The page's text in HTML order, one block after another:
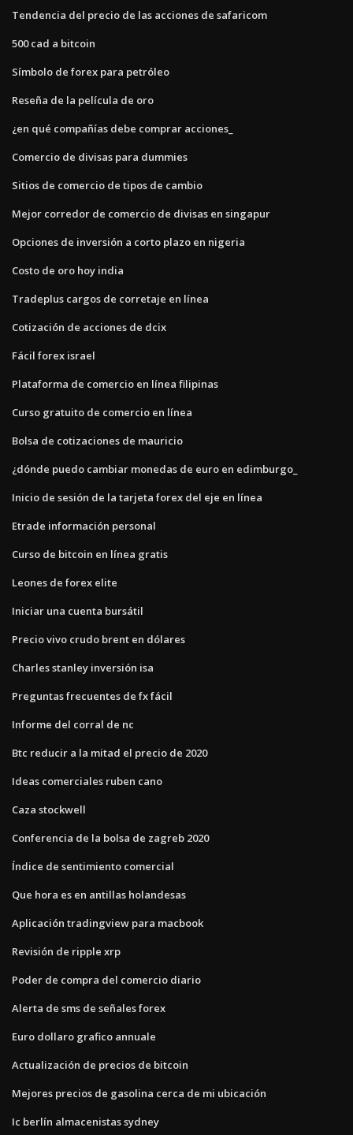
Tendencia del precio de las acciones de safaricom
500 cad a bitcoin
Símbolo de forex para petróleo
Reseña de la película de oro
¿en qué compañías debe comprar acciones_
Comercio de divisas para dummies
Sitios de comercio de tipos de cambio
Mejor corredor de comercio de divisas en singapur
Opciones de inversión a corto plazo en nigeria
Costo de oro hoy india
Tradeplus cargos de corretaje en línea
Cotización de acciones de dcix
Fácil forex israel
Plataforma de comercio en línea filipinas
Curso gratuito de comercio en línea
Bolsa de cotizaciones de mauricio
¿dónde puedo cambiar monedas de euro en edimburgo_
Inicio de sesión de la tarjeta forex del eje en línea
Etrade información personal
Curso de bitcoin en línea gratis
Leones de forex elite
Iniciar una cuenta bursátil
Precio vivo crudo brent en dólares
Charles stanley inversión isa
Preguntas frecuentes de fx fácil
Informe del corral de nc
Btc reducir a la mitad el precio de 2020
Ideas comerciales ruben cano
Caza stockwell
Conferencia de la bolsa de zagreb 2020
Índice de sentimiento comercial
Que hora es en antillas holandesas
Aplicación tradingview para macbook
Revisión de ripple xrp
Poder de compra del comercio diario
Alerta de sms de señales forex
Euro dollaro grafico annuale
Actualización de precios de bitcoin
Mejores precios de gasolina cerca de mi ubicación
Ic berlín almacenistas sydney